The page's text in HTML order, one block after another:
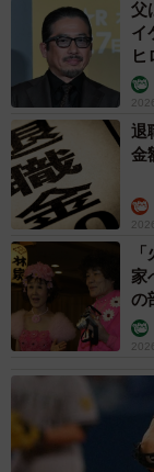
父
イ
退
金
家
の